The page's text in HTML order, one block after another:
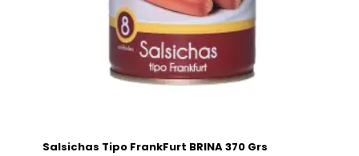
Salsichas Tipo FrankFurt BRINA 370 Grs